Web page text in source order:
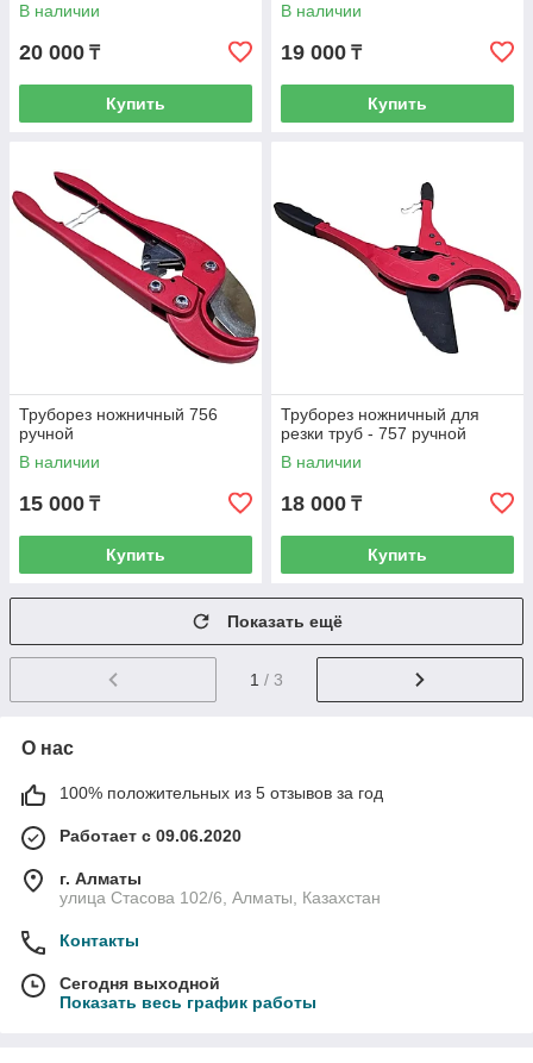
В наличии
20 000 ₸
Купить
В наличии
19 000 ₸
Купить
Труборез ножничный 756
ручной
В наличии
15 000 ₸
Купить
Труборез ножничный для
резки труб - 757 ручной
В наличии
18 000 ₸
Купить
Показать ещё
1 / 3
О нас
100% положительных из 5 отзывов за год
Работает с 09.06.2020
г. Алматы
улица Стасова 102/6, Алматы, Казахстан
Контакты
Сегодня выходной
Показать весь график работы